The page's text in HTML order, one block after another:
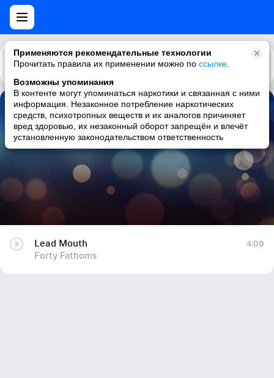
Применяются рекомендательные технологии
Прочитать правила их применении можно по ссылке
Возможны упоминания
В контенте могут упоминаться наркотики и связанная с ними
информация. Незаконное потребление наркотических
средств, психотропных веществ и их аналогов причиняет
вред здоровью, их незаконный оборот запрещён и влечёт
установленную законодательством ответственность
Каталог Рекомендации
Lead Mouth
Forty Fathoms
Lead Mouth
Forty Fathoms
4:09